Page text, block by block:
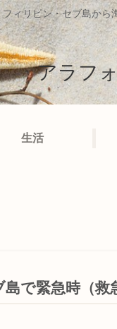
フィリピン・セブ島から
アラフ
生活
島で緊急時（救